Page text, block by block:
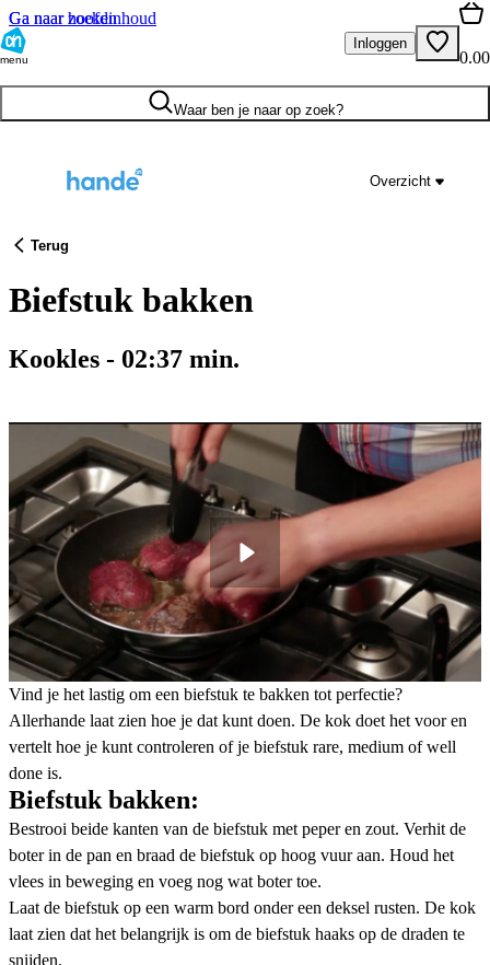
Ga naar hoofdinhoud
Ga naar zoeken
menu
Inloggen
0.00
Waar ben je naar op zoek?
Overzicht
Terug
Biefstuk bakken
Kookles - 02:37 min.
Vind je het lastig om een biefstuk te bakken tot perfectie?
Allerhande laat zien hoe je dat kunt doen. De kok doet het voor en
vertelt hoe je kunt controleren of je biefstuk rare, medium of well
done is.
Biefstuk bakken:
Bestrooi beide kanten van de biefstuk met peper en zout. Verhit de
boter in de pan en braad de biefstuk op hoog vuur aan. Houd het
vlees in beweging en voeg nog wat boter toe.
Laat de biefstuk op een warm bord onder een deksel rusten. De kok
laat zien dat het belangrijk is om de biefstuk haaks op de draden te
snijden.